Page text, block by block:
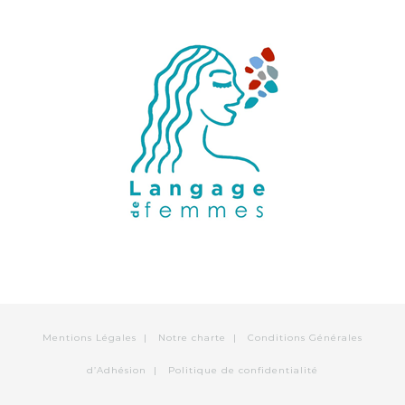
Mentions Légales | Notre charte | Conditions Générales
d’Adhésion | Politique de confidentialité